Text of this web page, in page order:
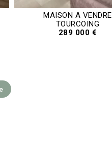
MAISON A VENDRE
TOURCOING
289 000 €